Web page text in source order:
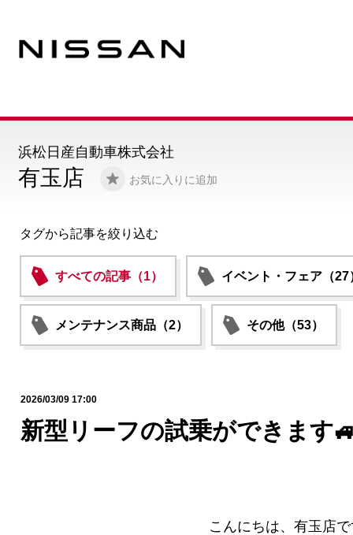
有玉店 お気に入りに追加
浜松日産自動車株式会社
タグから記事を絞り込む
すべての記事（1） イベント・フェア（27
メンテナンス商品（2） その他（53）
2026/03/09 17:00
新型リーフの試乗ができます
こんにちは、有玉店